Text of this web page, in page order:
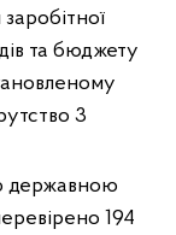
та бюджету
3
державною
194